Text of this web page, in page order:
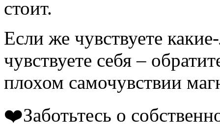
стоит.
Если же чувствуете
чувствуете себя –
плохом самочувствии
❤️Заботьтесь о